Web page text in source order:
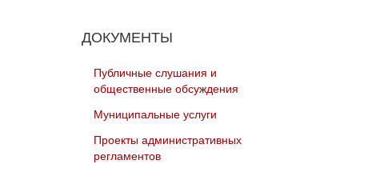
ДОКУМЕНТЫ
Публичные слушания и
общественные обсуждения
Муниципальные услуги
Проекты административных
регламентов